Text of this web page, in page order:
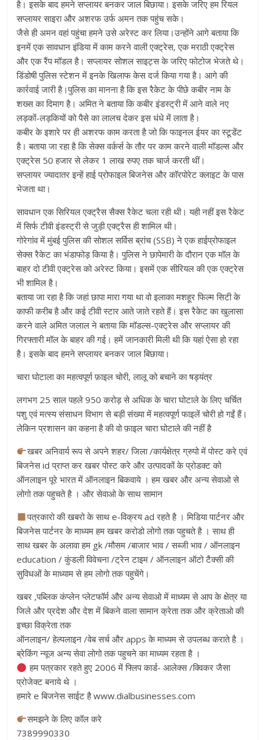
है। इसके बाद हमने सप्लायर बनकर जाल बिछाया। इसके जरिए हम रियल
सप्लायर साइरा और अशरफ उर्फ अमन तक पहुंच सके।
जैसे ही अमन वहां पहुंचा हमने उसे अरेस्ट कर लिया।उन्होंने आगे बताया कि
इनमें एक सावधान इंडिया में काम करने वाली एक्ट्रेस, एक मराठी एक्ट्रेस
और एक रैंप मॉडल है। सप्लायर सोशल साइट्स के जरिए फोटोज भेजते थे।
डिंडोषी पुलिस स्टेशन में इनके खिलाफ केस दर्ज किया गया है। आगे की
कार्रवाई जारी है।पुलिस का मानना है कि इस रैकेट के पीछे कबीर नाम के
शख्स का दिमाग है। अमित ने बताया कि कबीर इंडस्ट्री में आने वाले नए
लड़कों-लड़कियों को पैसे का लालच देकर इस धंधे में लाता है।
कबीर के इशारे पर ही अशरफ काम करता है जो कि फाइनल ईयर का स्टूडेंट
है। बताया जा रहा है कि सेक्स वर्कर्स के तौर पर काम करने वाली मॉडल्स और
एक्ट्रेस 50 हजार से लेकर 1 लाख रुपए तक चार्ज करती थीं।
सप्लायर ज्यादातर इन्हें हाई प्रोफाइल बिजनेस और कॉरपोरेट क्लाइट के पास
भेजता था।
सावधान एक सिरियल एक्ट्रैस सैक्स रैकेट चला रही थी। यही नहीं इस रैकेट
में सिर्फ टीवी इंडस्ट्री से जुड़ी एक्ट्रैस ही शामिल थी।
गोरेगांव में मुंबई पुलिस की सोशल सर्विस ब्रांच (SSB) ने एक हाईप्रोफाइल
सेक्स रैकेट का भंडाफोड़ किया है। पुलिस ने छापेमारी के दौरान एक मॉल के
बाहर दो टीवी एक्ट्रेस को अरेस्ट किया। इसमें एक सीरियल की एक एक्ट्रेस
भी शामिल है।
बताया जा रहा है कि जहां छापा मारा गया था वो इलाका मशहूर फिल्म सिटी के
काफी करीब है और कई टीवी स्टार आते जाते रहते हैं। इस रैकेट का खुलासा
करने वाले अमित जलाल ने बताया कि मॉडल्स-एक्ट्रेस और सप्लायर की
गिरफ्तारी मॉल के बाहर की गई। हमें जानकारी मिली थी कि यहां ऐसा हो रहा
है। इसके बाद हमने सप्लायर बनकर जाल बिछाया।
चारा घोटाला का महत्वपूर्ण फ़ाइल चोरी, लालू को बचाने का षड्यंत्र
लगभग 25 साल पहले 950 करोड़ से अधिक के चारा घोटाले के लिए चर्चित
पशु एवं मत्स्य संसाधन विभाग से बड़ी संख्या में महत्वपूर्ण फाइलें चोरी हो गईं हैं।
लेकिन प्रशासन का कहना है की वो फ़ाइल चारा घोटाले की नहीं है
खबर अनिवार्य रूप से अपने शहर/ जिला /कार्यक्षेत्र ग्रुपो में पोस्ट करे एवं
बिजनेस id प्राप्त कर खबर पोस्ट करे और उत्पादकों के प्रोडक्ट को
ऑनलाइन पूरे भारत में ऑनलाइन बिकवाये । हम खबर और अन्य सेवाओ से
लोगो तक पहुचते है । और सेवाओ के साथ सामान
पत्रकारो की खबरो के साथ e-विक्रय ad रहते है । मिडिया पार्टनर और
बिजनेस पार्टनर के माध्यम हम खबर करोडो लोगो तक पहुचते है । साथ ही
साथ खबर के अलावा हम gk /मौसम /बाजार भाव / सब्जी भाव / ऑनलाइन
education / कुंडली विवेचना /ट्रेन टाइम / ऑनलाइन ऑटो टैक्सी की
सुविधओं के माध्याम से हम लोगो तक पहुचेंगे।
खबर ,पब्लिक कंप्लेन प्लेटफॉर्म और अन्य सेवाओ में माध्यम से आप के क्षेत्र या
जिले और प्रदेश और देश में बिकने वाला सामान क्रेता तक और क्रेताओ की
इच्छा विक्रेता तक
ऑनलाइन/ हेल्पलाइन /वेब सर्च और apps के माध्यम से उपलब्ध कराते है ।
ब्रेकिंग न्यूज अन्य सेवा लोगो तक पहुचने का माध्यम रहता है ।
हम पत्रकार रहते हुए 2006 में फ्लिप कार्ड- आलेक्स /क्विकर जैसा
प्रोजेक्ट बनाये थे ।
हमारे e बिजनेस साईट है www.dialbusinesses.com
समझने के लिए कॉल करे
7389990330